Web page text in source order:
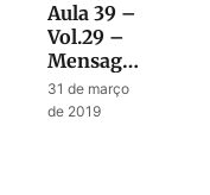
Aula 39 –
Vol.29 –
Mensagem
de
esperança
31 de março
de 2019